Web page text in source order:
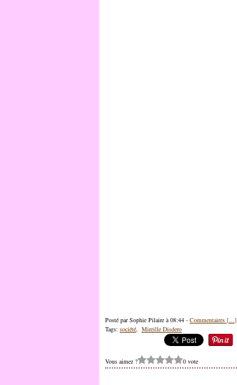
Posté par Sophie Pilaire à 08:44 - Commentaires […]
Tags: société, Mireille Disdero
Vous aimez ? 0 vote